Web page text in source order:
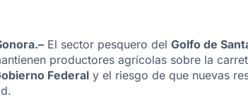
El sector pesquero del Golfo de
productores agrícolas sobre la
Federal y el riesgo de que nuevas